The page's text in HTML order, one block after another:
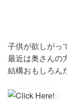
子供が欲しがっ
最近は奥さんの
結構おもしろ